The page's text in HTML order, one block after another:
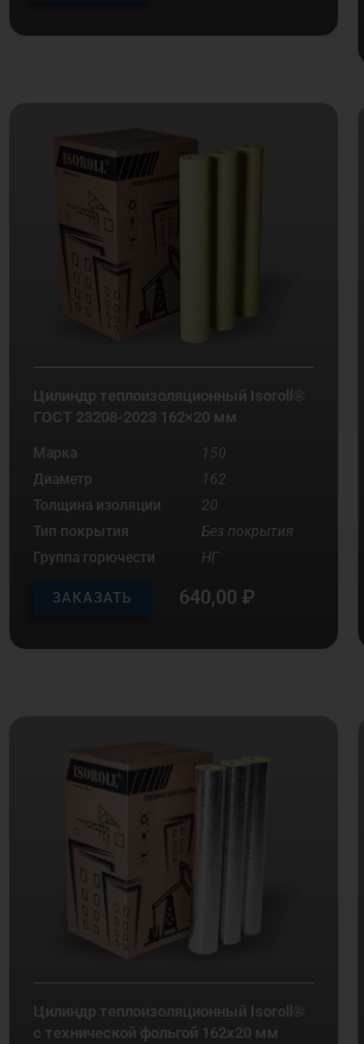
Цилиндр теплоизоляционный Isoroll®
ГОСТ 23208-2023 162×20 мм
Марка
150
Диаметр
162
Толщина изоляции
20
Тип покрытия
Без покрытия
Группа горючести
НГ
ЗАКАЗАТЬ 640,00 ₽
Цилиндр теплоизоляционный Isoroll®
с технической фольгой 162х20 мм